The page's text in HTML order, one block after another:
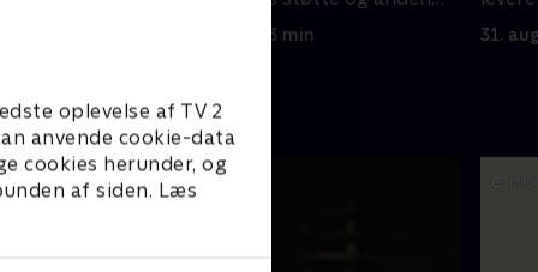
oplevelse af TV 2
anvende cookie-data
cookies herunder, og
af siden. Læs
31. august 2023 • 43 min 31.